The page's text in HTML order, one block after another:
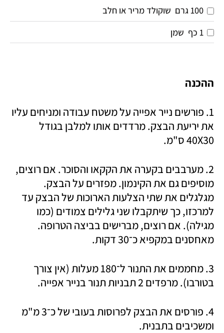
100 גרם
שוקולד מריר או חלב
1 כף
שמן
ההכנה
40X30 ס"מ.‬
מאחסנים במקפיא כ־30 דקות.
בטורבו). מרפדים 2 תבניות תנור בנייר אפייה.
ומשכיבים בתבנית.